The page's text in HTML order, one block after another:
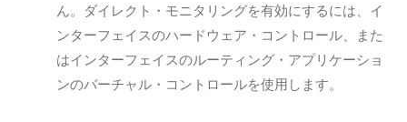
ん。ダイレクト・モニタリングを有効にするには、イ
ンターフェイスのハードウェア・コントロール、また
はインターフェイスのルーティング・アプリケーショ
ンのバーチャル・コントロールを使用します。